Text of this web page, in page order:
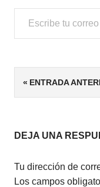
Escribe tu correo electrónico…
ETIQUETAS
ARTÍCULOS
DE
TIEMPO
entradas
ENTRADA
DEJA UNA
Tu dirección de
Los campos